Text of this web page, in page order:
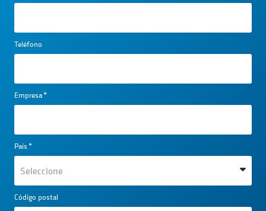
Teléfono
Empresa*
País*
Código postal